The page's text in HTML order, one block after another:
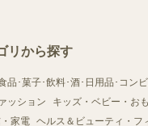
リから探す
品･菓子･飲料･酒･日用品･コン
ッション キッズ・ベビー・お
家電 ヘルス＆ビューティ・フ